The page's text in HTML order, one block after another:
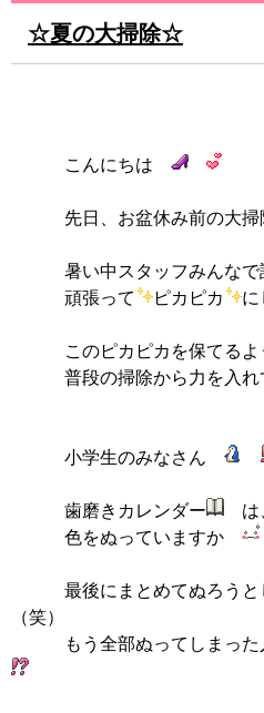
☆夏の大掃除☆
こんにちは
先日、お盆休み前の大掃
暑い中スタッフみんなで
頑張って
ピカピカ
このピカピカを保てるよ
普段の掃除から力を入れ
小学生のみなさん
歯磨きカレンダー
は
色をぬっていますか
最後にまとめてぬろうと
（笑）
もう全部ぬってしまった人